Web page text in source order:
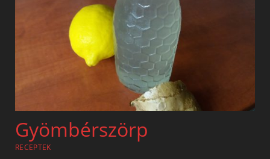
Gyömbérszörp
RECEPTEK